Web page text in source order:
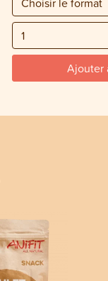
Ajouter